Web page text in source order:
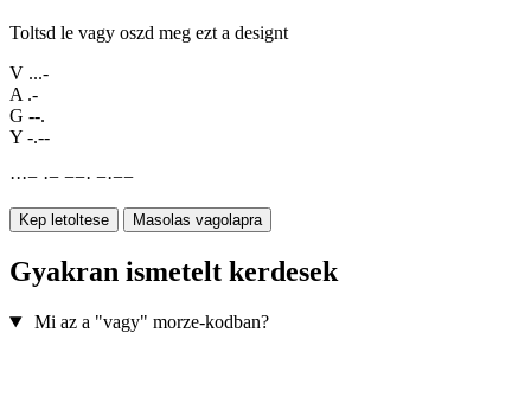
Toltsd le vagy oszd meg ezt a designt
V ...-
A .-
G --.
Y -.--
···− ·− −−· −·−−
Kep letoltese Masolas vagolapra
Gyakran ismetelt kerdesek
Mi az a "vagy" morze-kodban?